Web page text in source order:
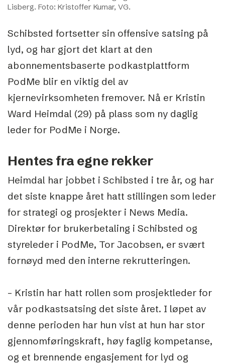
Lisberg. Foto: Kristoffer Kumar, VG.
Schibsted fortsetter sin offensive satsing på
lyd, og har gjort det klart at den
abonnementsbaserte podkastplattform
PodMe blir en viktig del av
kjernevirksomheten fremover. Nå er Kristin
Ward Heimdal (29) på plass som ny daglig
leder for PodMe i Norge.
Hentes fra egne rekker
Heimdal har jobbet i Schibsted i tre år, og har
det siste knappe året hatt stillingen som leder
for strategi og prosjekter i News Media.
Direktør for brukerbetaling i Schibsted og
styreleder i PodMe, Tor Jacobsen, er svært
fornøyd med den interne rekrutteringen.
– Kristin har hatt rollen som prosjektleder for
vår podkastsatsing det siste året. I løpet av
denne perioden har hun vist at hun har stor
gjennomføringskraft, høy faglig kompetanse,
og et brennende engasjement for lyd og